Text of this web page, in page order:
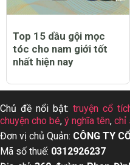
Top 15 dầu gội mọc
tóc cho nam giới tốt
nhất hiện nay